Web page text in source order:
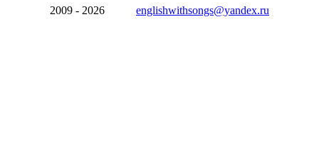
2009 - 2026 englishwithsongs@yandex.ru